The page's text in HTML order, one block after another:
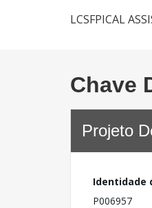
LCSFPICAL
Chave
Projeto
Identidade
P006957